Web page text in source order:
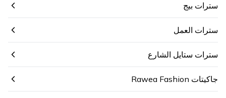
سترات بيج
سترات العمل
سترات ستايل الشارع
جاكيتات Rawea Fashion